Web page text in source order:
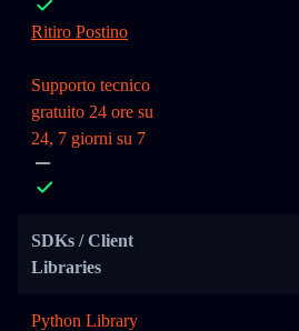
Ritiro Postino
Supporto tecnico
gratuito 24 ore su
24, 7 giorni su 7
SDKs / Client
Libraries
Python Library